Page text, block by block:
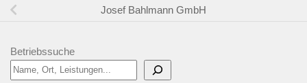
Josef Bahlmann GmbH
Betriebssuche